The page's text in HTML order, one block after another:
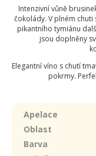
Intenzivní vůně
čokolády. V plném
pikantního tymiánu
jsou doplněny
Elegantní víno s chutí
pokrmy.
Apelace
Oblast
Barva